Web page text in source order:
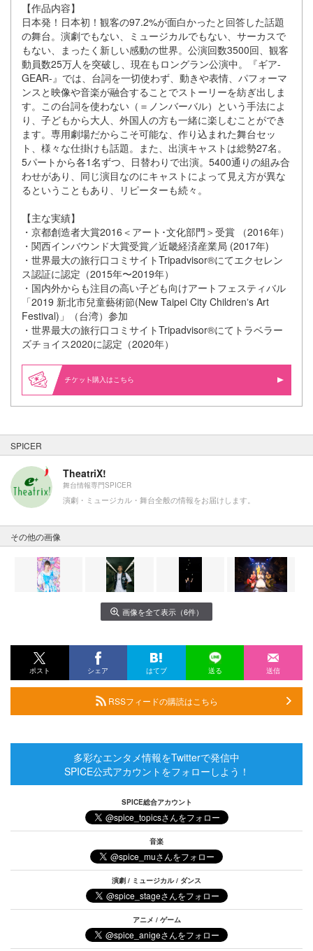
【作品内容】
⽇本発！⽇本初！観客の97.2%が⾯⽩かったと回答した話題
の舞台。演劇でもない、ミュージカルでもない、サーカスで
もない、まったく新しい感動の世界。公演回数3500回、観客
動員数25万⼈を突破し、現在もロングラン公演中。『ギア-
GEAR-』では、台詞を⼀切使わず、動きや表情、パフォーマ
ンスと映像や⾳楽が融合することでストーリーを紡ぎ出しま
す。この台詞を使わない（＝ノンバーバル）という⼿法によ
り、⼦どもから⼤⼈、外国⼈の⽅も⼀緒に楽しむことができ
ます。専⽤劇場だからこそ可能な、作り込まれた舞台セッ
ト、様々な仕掛けも話題。また、出演キャストは総勢27名。
5パートから各1名ずつ、⽇替わりで出演。5400通りの組み合
わせがあり、同じ演⽬なのにキャストによって⾒え⽅が異な
るということもあり、リピーターも続々。
【主な実績】
・京都創造者⼤賞2016＜アート･⽂化部⾨＞受賞 （2016年）
・関⻄インバウンド⼤賞受賞／近畿経済産業局 (2017年)
・世界最⼤の旅⾏⼝コミサイトTripadvisor®にてエクセレン
ス認証に認定（2015年〜2019年）
・国内外からも注⽬の⾼い⼦ども向けアートフェスティバル
「2019 新北市兒童藝術節(New Taipei City Childrenʼs Art
Festival)」（台湾）参加
・世界最⼤の旅⾏⼝コミサイトTripadvisor®にてトラベラー
ズチョイス2020に認定（2020年）
購入はこちら
SPICER
TheatriX!
舞台情報専門SPICER
演劇・ミュージカル・舞台全般の情報をお届けします。
その他の画像
画像を全て表示（6件）
ポスト シェア はてブ 送る 送信
RSSフィードの購読はこちら
多彩なエンタメ情報をTwitterで発信中
SPICE公式アカウントをフォローしよう！
SPICE総合アカウント
音楽
演劇 / ミュージカル / ダンス
アニメ / ゲーム